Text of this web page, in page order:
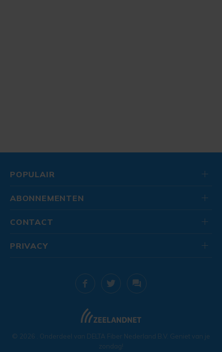
POPULAIR
ABONNEMENTEN
CONTACT
© 2026 . Onderdeel van DELTA Fiber Nederland B.V. Geniet van je
zondag!
PRIVACY